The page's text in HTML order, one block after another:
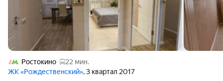
Ростокино
22 мин.
ЖК «Рождественский», 3 квартал 2017